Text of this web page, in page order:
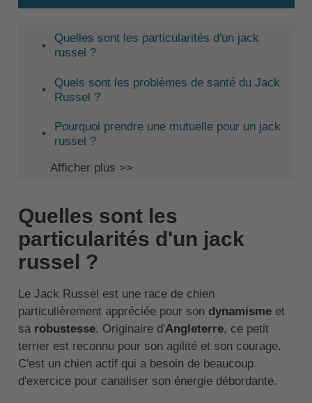
Quelles sont les particularités d'un jack
russel ?
Quels sont les problèmes de santé du Jack
Russel ?
Pourquoi prendre une mutuelle pour un jack
russel ?
Afficher plus >>
Quelles sont les
particularités d'un jack
russel ?
Le Jack Russel est une race de chien
particulièrement appréciée pour son dynamismeet
sa robustesse. Originaire d'Angleterre, ce petit
terrier est reconnu pour son agilité et son courage.
C'est un chien actif qui a besoin de beaucoup
d'exercice pour canaliser son énergie débordante.